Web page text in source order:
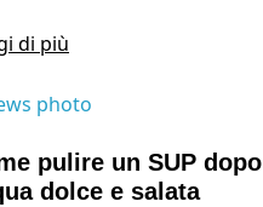
di più
pulire un SUP dopo
dolce e salata